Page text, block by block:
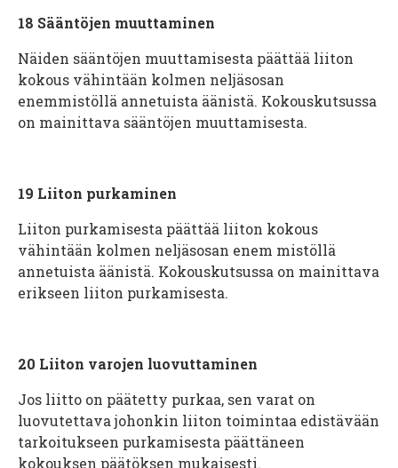
18 Sääntöjen muuttaminen
Näiden sääntöjen muuttamisesta päättää liiton
kokous vähintään kolmen neljäsosan
enemmistöllä annetuista äänistä. Kokouskutsussa
on mainittava sääntöjen muuttamisesta.
19 Liiton purkaminen
Liiton purkamisesta päättää liiton kokous
vähintään kolmen neljäsosan enem mistöllä
annetuista äänistä. Kokouskutsussa on mainittava
erikseen liiton purkamisesta.
20 Liiton varojen luovuttaminen
Jos liitto on päätetty purkaa, sen varat on
luovutettava johonkin liiton toimintaa edistävään
tarkoitukseen purkamisesta päättäneen
kokouksen päätöksen mukaisesti.